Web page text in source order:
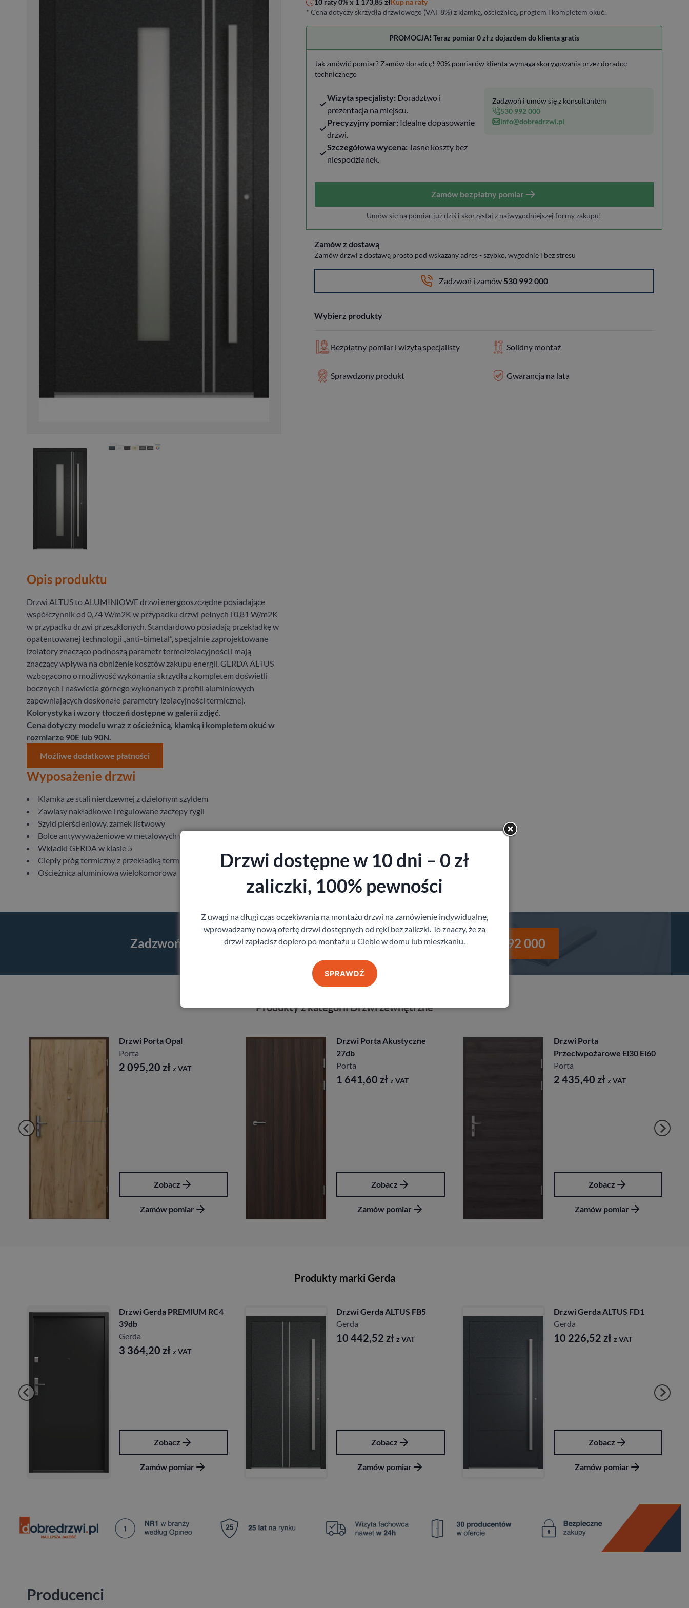
Opis produktu
Drzwi ALTUS to ALUMINIOWE drzwi energooszczędne posiadające
współczynnik od 0,74 W/m2K w przypadku drzwi pełnych i 0,81 W/m2K
w przypadku drzwi przeszklonych. Standardowo posiadają przekładkę w
opatentowanej technologii ,,anti-bimetal”, specjalnie zaprojektowane
izolatory znacząco podnoszą parametr termoizolacyjności i mają
znaczący wpływa na obniżenie kosztów zakupu energii. GERDA ALTUS
wzbogacono o możliwość wykonania skrzydła z kompletem doświetli
bocznych i naświetla górnego wykonanych z profili aluminiowych
zapewniających doskonałe parametry izolacyjności termicznej.
Kolorystyka i wzory tłoczeń dostępne w galerii zdjęć.
Cena dotyczy modelu wraz z ościeżnicą, klamką i kompletem okuć w
rozmiarze 90E lub 90N.
Możliwe dodatkowe płatności
Wyposażenie drzwi
Klamka ze stali nierdzewnej z dzielonym szyldem
Zawiasy nakładkowe i regulowane zaczepy rygli
Szyld pierścieniowy, zamek listwowy
Bolce antywyważeniowe w metalowych wspornikach
Wkładki GERDA w klasie 5
Ciepły próg termiczny z przekładką termiczną
Ościeżnica aluminiowa wielokomorowa
10 raty 0% x 1 173,85zł
* Cena dotyczy skrzydła drzwiowego (VAT 8%) z klamką, ościeżnicą, progiem i kompletem okuć.
PROMOCJA! Teraz pomiar 0 zł z dojazdem do klienta gratis
Jak zmówić pomiar? Zamów doradcę! 90% pomiarów klienta wymaga skorygowania przez doradcę
technicznego
Wizyta specjalisty: Doradztwo i
prezentacja na miejscu.
Precyzyjny pomiar: Idealne dopasowanie
drzwi.
Szczegółowa wycena: Jasne koszty bez
niespodzianek.
Zadzwoń i umów się z konsultantem
530 992 000
info@dobredrzwi.pl
Zamów bezpłatny pomiar
Umów się na pomiar już dziś i skorzystaj z najwygodniejszej formy zakupu!
Zamów z dostawą
Zamów drzwi z dostawą prosto pod wskazany adres - szybko, wygodnie i bez stresu
Zadzwoń i zamów 530 992 000
Wybierz produkty
Bezpłatny pomiar i wizyta specjalisty Solidny montaż
Sprawdzony produkt Gwarancja na lata
Zadzwoń i skorzystaj z pomocy Doradcy przy wyborze drzwi 530 992 000
Produkty z kategorii Drzwi zewnętrzne
Drzwi Porta Opal
Porta
2 095,20 zł z VAT
Zobacz
Zamów pomiar
Drzwi Porta Akustyczne
27db
Porta
1 641,60 zł z VAT
Zobacz
Zamów pomiar
Drzwi Porta
Przeciwpożarowe Ei30 Ei60
Porta
2 435,40 zł z VAT
Zobacz
Zamów pomiar
Produkty marki Gerda
Drzwi Gerda PREMIUM RC4
39db
Gerda
3 364,20 zł z VAT
Zobacz
Zamów pomiar
Drzwi Gerda ALTUS FB5
Gerda
10 442,52 zł z VAT
Zobacz
Zamów pomiar
Drzwi Gerda ALTUS FD1
Gerda
10 226,52 zł z VAT
Zobacz
Zamów pomiar
Producenci
Drzwi dostępne w 10 dni – 0 zł
zaliczki, 100% pewności
Z uwagi na długi czas oczekiwania na montażu drzwi na zamówienie indywidualne,
wprowadzamy nową ofertę drzwi dostępnych od ręki bez zaliczki. To znaczy, że za
drzwi zapłacisz dopiero po montażu u Ciebie w domu lub mieszkaniu.
SPRAWDŹ